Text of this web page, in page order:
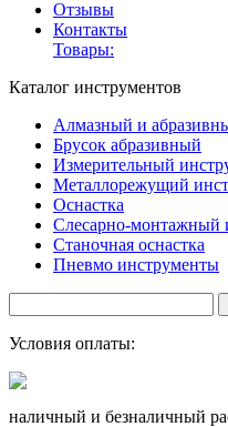
Отзывы
Контакты
Товары:
Каталог инструментов
Алмазный и
Брусок абразивный
Измерительный
Металлорежущий
Оснастка
Слесарно-монтажный
Станочная оснастка
Пневмо инструменты
Условия оплаты:
наличный и безналичный